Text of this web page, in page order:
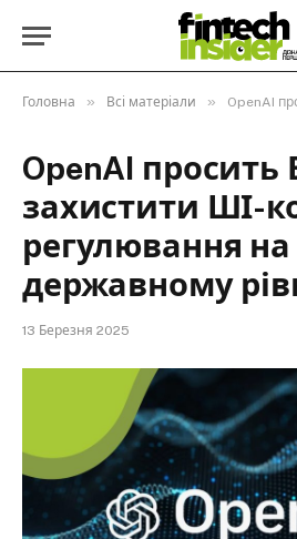
Головна » Всі матеріали » OpenAI просить Білий
OpenAI просить
захистити ШІ-
регулювання на
державному
13 Березня 2025